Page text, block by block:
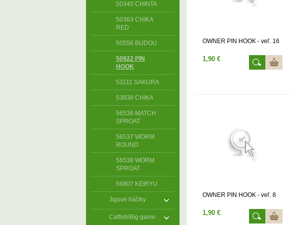
50340 CHINTA
50363 CHIKA
RED
50556 BUDOU
50922 PIN
HOOK
53111 SAKURA
53938 CHIKA
56536 MATCH
SPROAT
56537 WORM
ROUND
56538 WORM
SPROAT
56807 KEIRYU
Jigové háčiky
Catfish/Big game
OWNER PIN HOOK - veľ. 16
1,90 €
OWNER PIN HOOK - veľ. 8
1,90 €